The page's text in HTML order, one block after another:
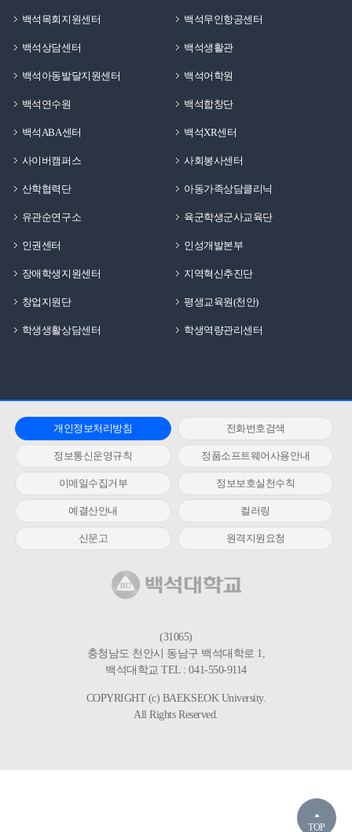
백석목회지원센터 백석무인항공센터
백석상담센터 백석생활관
백석아동발달지원센터 백석어학원
백석연수원 백석합창단
백석ABA센터 백석XR센터
사이버캠퍼스 사회봉사센터
산학협력단 아동가족상담클리닉
유관순연구소 육군학생군사교육단
인권센터 인성개발본부
장애학생지원센터 지역혁신추진단
창업지원단 평생교육원(천안)
학생생활상담센터 학생역량관리센터
개인정보처리방침 전화번호검색
정보통신운영규칙 정품소프트웨어사용안내
이메일수집거부 정보보호실천수칙
예결산안내 컬러링
신문고 원격지원요청
(31065)
충청남도 천안시 동남구 백석대학로 1,
백석대학교 TEL : 041-550-9114
COPYRIGHT (c) BAEKSEOK University.
All Rights Reserved.
TOP